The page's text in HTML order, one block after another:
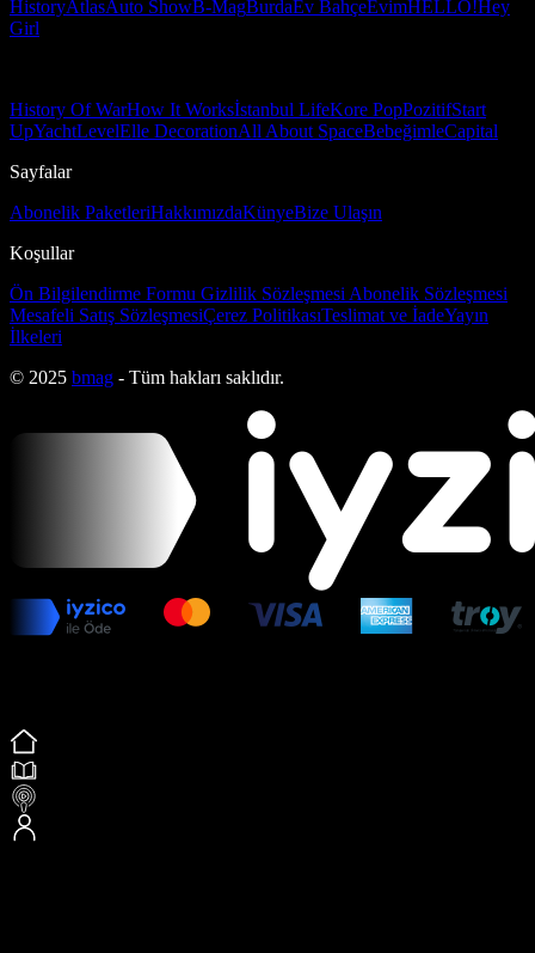
HistoryAtlasAuto ShowB-MagBurdaEv BahçeEvimHELLO!Hey
Girl
History Of WarHow It Worksİstanbul LifeKore PopPozitifStart
UpYachtLevelElle DecorationAll About SpaceBebeğimleCapital
Sayfalar
Abonelik PaketleriHakkımızdaKünyeBize Ulaşın
Koşullar
Ön Bilgilendirme Formu Gizlilik Sözleşmesi Abonelik Sözleşmesi
Mesafeli Satış SözleşmesiÇerez PolitikasıTeslimat ve İadeYayın
İlkeleri
© 2025 bmag - Tüm hakları saklıdır.